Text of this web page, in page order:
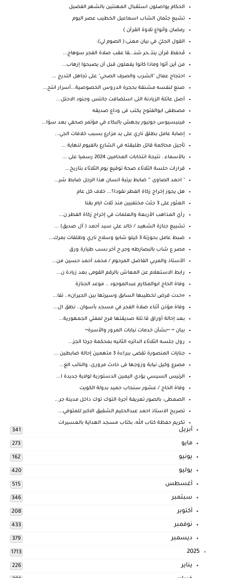
الحكام يواصلون استقبال المهنئين بالشهر الفضيل
تشيع جثمان الشاب اسماعيل الخطيب عصر اليوم
رمضان وأنواع تلاوة القرآن )
القول الجليّ في بيان معنى:( الصوم لي):
مُحفظ قرآن ينتـ ـحر شنـ ـ ـقا عقب صلاة الفجر سوهاج...
من أين أتوا وماذا كانوا يفعلون قبل أن يصبحوا إرهاب...
احتجاج عمال "الشرب والصرف الصحي" على تجاهل التدرج ...
صنع لنفسه مشنقة بحجرة الدروس الخصوصية...أسرار انتح...
أصل عائلة الزيادنة التى استضافت جانتس وجنود الاحتل...
مصطفى ابوالفتوح يكتب فى وداع صديقه
فينيسيوس جونيور يجهش بالبكاء في مؤتمر صحفي بعد سؤا...
إصابة عامل بطلق ناري على يد مزارع بسبب خلافات الجي...
تأجيل محاكمة قاتل طليقته في الشارع بالفيوم لنهاية ...
بالأسماء.. نتيجة انتخابات المحامين 2024 رسميا على ...
قرارات حلسة الثلاثاء صحة توقيع يوم الثلاثاء بتاريخ...
" احمد الصاوى ” ضابط برتبة انسان هذا الرجل ضابط شر...
هل يجوز إخراج زكاة الفطر نقودا؟... خلاف كل عام
العثور على 3 جثث مختفيين منذ ثلاث ايام بقنا
رأي المذاهب الأربعة والعلمات في إخراج زكاة الفطر ن...
تشييع جنازة الشهيد / خالد علي سيد أحمد ( آل صديق) ...
ضبط عامل بحوزتة 3 كيلو شابو وسلاح ناري وطلقات بمرك...
مصر ع شاب بالبصارطه وجر.ح آخر بسب طيارة ورق
الأستاذ والمربي الفاضل المرحوم / محمد أحمد حسين من...
رابط الاستعلام عن المعاش بالرقم القومى بعد زيادة ن...
وفاة الحاج ابوالمكارم عبدالموجود .. موعد الجنازة
«خدت قرض لخطيبها السابق وسيرتها بين الجيران».. تفا...
وفاة مؤذن أثناء صلاة الفجر في مسجد بأسوان.. نطق ال...
بعد إحالة أوراق قا.تلة صديقتها فرح لمفتي الجمهورية...
بيـان •• ••بشأن خدمات نيابات المرور والأسرة••
رول جلسه الثلاثاء الدائره الثانيه بمحكمة جرجا الجز...
جنايات المنصورة تقضى ببراءة 3 متهمين إحالة ضابطين ...
مصرع وكيل نيابة وزوجها فى حادث مرورى، والنائب الع...
الرئيس السيسي يؤدي اليمين الدستورية لولاية جديدة ا...
وفاة الحاج / عشور سنجاب حميد بدولة الكويت
الصمطى: بالصور تعريفة أجرة التوك توك داخل مدينة جر...
تصريح الاستاذ احمد عبدالحليم الشقيق الاكبر للمتوفي...
تكريم حفظة كتاب الله، بكتاب مسجد الهداية بالعسيرات
أبريل 341
مايو 273
يونيو 162
يوليو 420
أغسطس 515
سبتمبر 346
أكتوبر 208
نوفمبر 433
ديسمبر 379
2025
1713
يناير 226